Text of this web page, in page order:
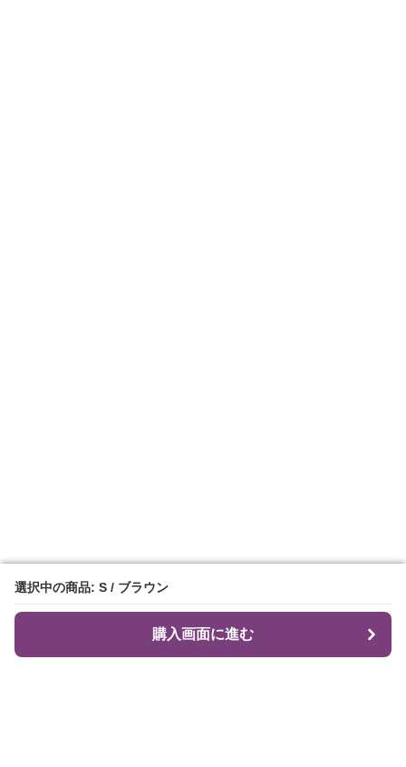
選択中の商品: S / ブラウン
購入画面に進む
選択中の商品: S / ブラウン
購入画面に進む